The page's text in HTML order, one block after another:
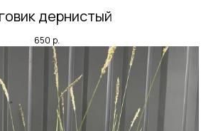
дернистый
650 р.